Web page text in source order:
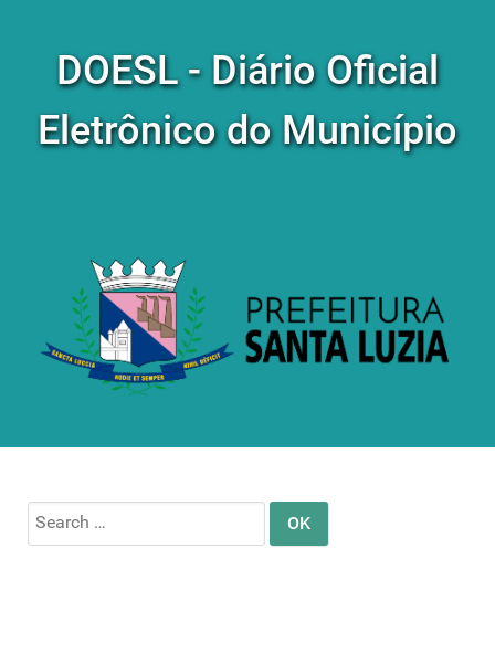
DOESL - Diário Oficial
Eletrônico do Município
Search
for: